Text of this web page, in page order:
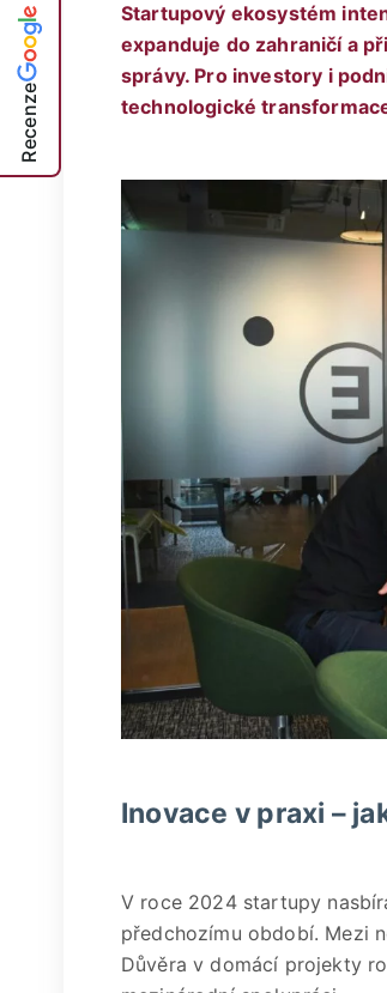
Recenze
Startupový ekosystém
expanduje do zahraničí a
správy. Pro investory i
technologické
Inovace v praxi –
V roce 2024 startupy
předchozímu období. Mezi
Důvěra v domácí projekty